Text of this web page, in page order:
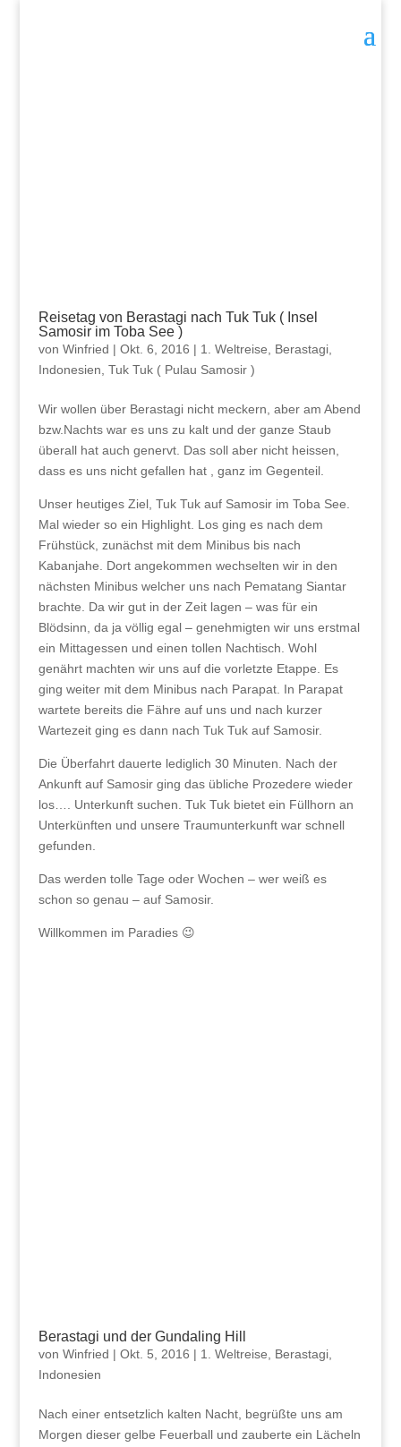
Reisetag von Berastagi nach Tuk Tuk ( Insel
Samosir im Toba See )
von Winfried | Okt. 6, 2016 | 1. Weltreise Berastagi,
Indonesien Tuk Tuk ( Pulau Samosir )
Wir wollen über Berastagi nicht meckern, aber am Abend
bzw.Nachts war es uns zu kalt und der ganze Staub
überall hat auch genervt. Das soll aber nicht heissen,
dass es uns nicht gefallen hat , ganz im Gegenteil.
Unser heutiges Ziel, Tuk Tuk auf Samosir im Toba See.
Mal wieder so ein Highlight. Los ging es nach dem
Frühstück, zunächst mit dem Minibus bis nach
Kabanjahe. Dort angekommen wechselten wir in den
nächsten Minibus welcher uns nach Pematang Siantar
brachte. Da wir gut in der Zeit lagen – was für ein
Blödsinn, da ja völlig egal – genehmigten wir uns erstmal
ein Mittagessen und einen tollen Nachtisch. Wohl
genährt machten wir uns auf die vorletzte Etappe. Es
ging weiter mit dem Minibus nach Parapat. In Parapat
wartete bereits die Fähre auf uns und nach kurzer
Wartezeit ging es dann nach Tuk Tuk auf Samosir.
Die Überfahrt dauerte lediglich 30 Minuten. Nach der
Ankunft auf Samosir ging das übliche Prozedere wieder
los…. Unterkunft suchen. Tuk Tuk bietet ein Füllhorn an
Unterkünften und unsere Traumunterkunft war schnell
gefunden.
Das werden tolle Tage oder Wochen – wer weiß es
schon so genau – auf Samosir.
Willkommen im Paradies 😉
Berastagi und der Gundaling Hill
von Winfried | Okt. 5, 2016 | 1. Weltreise Berastagi,
Indonesien
Nach einer entsetzlich kalten Nacht, begrüßte uns am
Morgen dieser gelbe Feuerball und zauberte ein Lächeln